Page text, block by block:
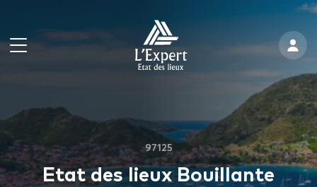
97125
Etat des lieux Bouillante